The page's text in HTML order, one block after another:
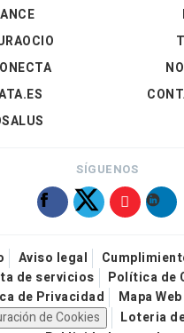
SÍGUENOS
Aviso legal
de servicios
Política de
de Privacidad
Mapa Web
de Cookies
Loteria